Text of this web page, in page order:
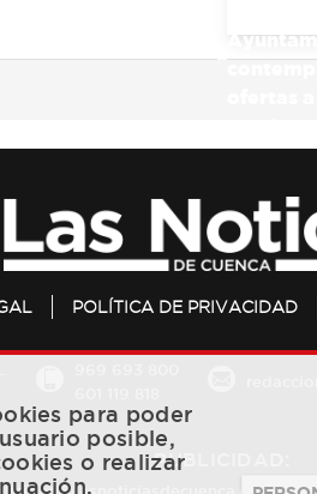
POLÍTICA DE PRIVACIDAD
PUBLICIDAD:
para poder
posible,
o realizar